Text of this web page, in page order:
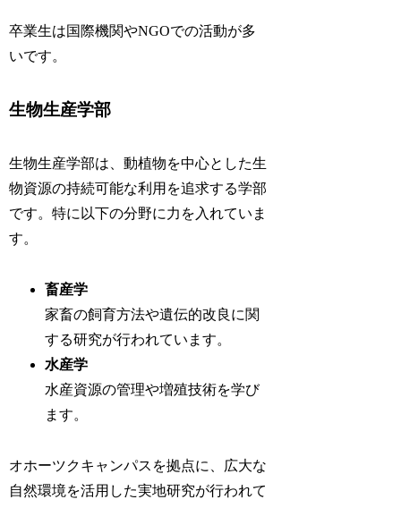
卒業生は国際機関やNGOでの活動が多
いです。
生物生産学部
生物生産学部は、動植物を中心とした生
物資源の持続可能な利用を追求する学部
です。特に以下の分野に力を入れていま
す。
畜産学
家畜の飼育方法や遺伝的改良に関
する研究が行われています。
水産学
水産資源の管理や増殖技術を学び
ます。
オホーツクキャンパスを拠点に、広大な
自然環境を活用した実地研究が行われて